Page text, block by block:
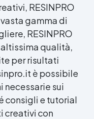
RESINPRO
gamma di
RESINPRO
qualità,
per risultati
è possibile
necessarie sui
consigli e tutorial
creativi con